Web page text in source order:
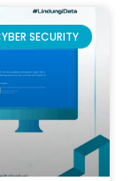
SECURITY